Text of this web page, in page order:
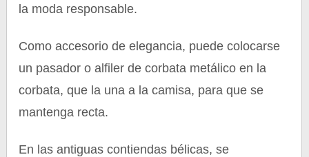
la moda responsable.
Como accesorio de elegancia, puede colocarse
un pasador o alfiler de corbata metálico en la
corbata, que la una a la camisa, para que se
mantenga recta.
En las antiguas contiendas bélicas, se